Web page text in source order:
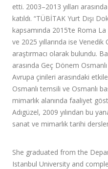
etti. 2003–2013 yılları arasında
katıldı. “TÜBİTAK Yurt Dışı
kapsamında 2015’te Roma
ve 2025 yıllarında ise Venedik
araştırmacı olarak bulundu.
arasında Geç Dönem
Avrupa çinileri arasındaki
Osmanlı temsili ve Osmanlı
mimarlık alanında faaliyet
Adıgüzel, 2009 yılından bu
sanat ve mimarlık tarihi
She graduated from the
Istanbul University and